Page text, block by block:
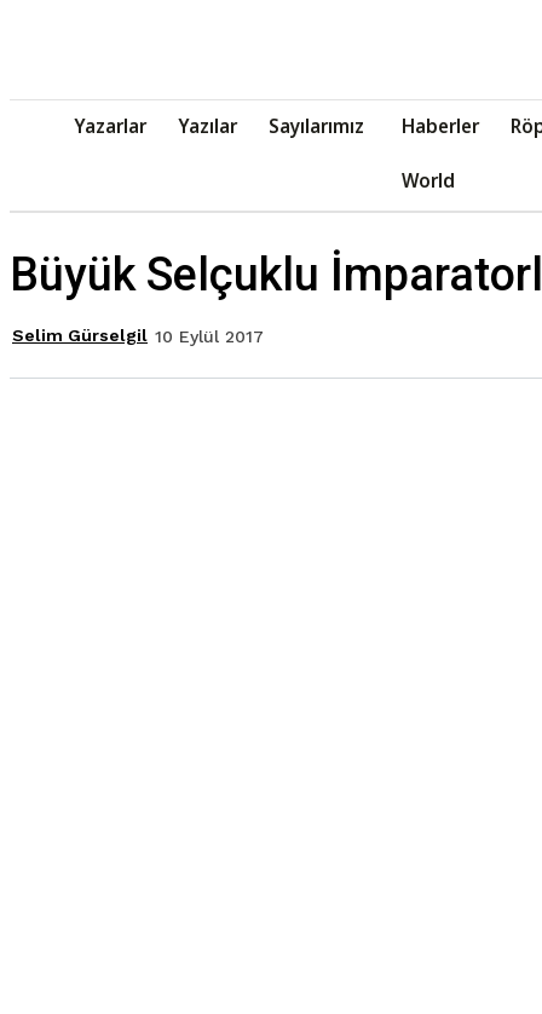
Yazarlar Yazılar Sayılarımız Haberler
World
Büyük Selçuklu
Selim Gürselgil 10 Eylül 2017